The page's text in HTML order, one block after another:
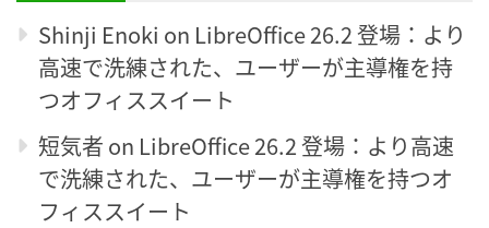
Shinji Enoki on LibreOffice 26.2 登場：より
高速で洗練された、ユーザーが主導権を持
つオフィススイート
短気者 on LibreOffice 26.2 登場：より高速
で洗練された、ユーザーが主導権を持つオ
フィススイート